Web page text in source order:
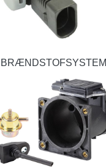
BRÆNDSTOFSYSTEM